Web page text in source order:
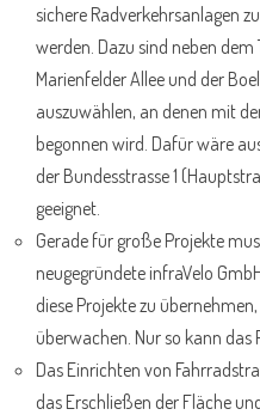
sichere Radverkehrsanlagen
werden. Dazu sind neben
Marienfelder Allee und der
auszuwählen, an denen mit
begonnen wird. Dafür wäre
der Bundesstrasse 1
geeignet.
Gerade für große Projekte
neugegründete infraVelo
diese Projekte zu
überwachen. Nur so kann das
Das Einrichten von
das Erschließen der Fläche